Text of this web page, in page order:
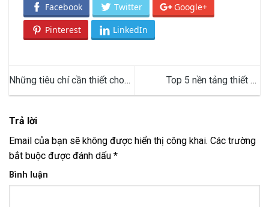
Facebook Twitter Google+
Pinterest LinkedIn
Những tiêu chí cần thiết cho
thiết kế website thẩm mỹ
Top 5 nền tảng thiết kế
website dễ dàng không cần
Trả lời
Email của bạn sẽ không được hiển thị công khai. Các trường
bắt buộc được đánh dấu *
Bình luận